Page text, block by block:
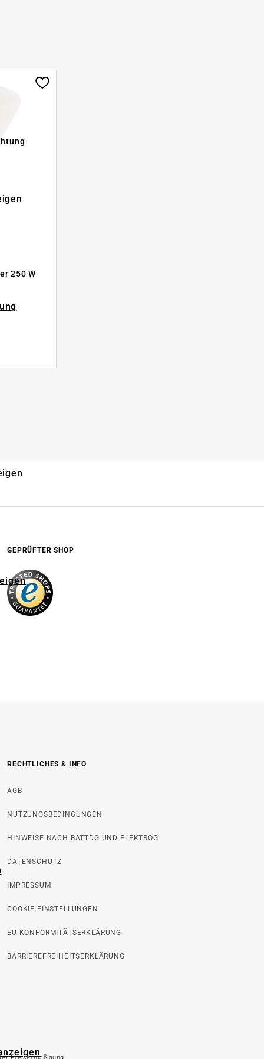
250 W
GEPRÜFTER SHOP
RECHTLICHES & INFO
AGB
NUTZUNGSBEDINGUNGEN
HINWEISE NACH BATTDG UND ELEKTROG
DATENSCHUTZ
IMPRESSUM
COOKIE-EINSTELLUNGEN
EU-KONFORMITÄTSERKLÄRUNG
BARRIEREFREIHEITSERKLÄRUNG